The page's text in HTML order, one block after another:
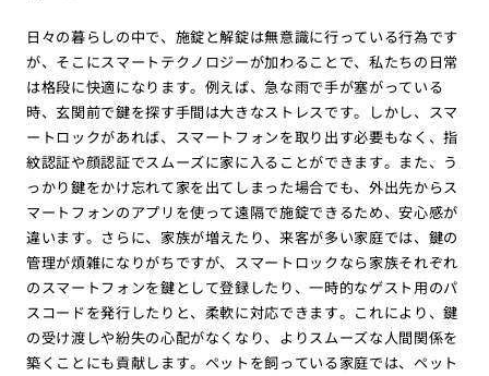
日々の暮らしの中で、施錠と解錠は無意識に行っている行為です
が、そこにスマートテクノロジーが加わることで、私たちの日常
は格段に快適になります。例えば、急な雨で手が塞がっている
時、玄関前で鍵を探す手間は大きなストレスです。しかし、スマ
ートロックがあれば、スマートフォンを取り出す必要もなく、指
紋認証や顔認証でスムーズに家に入ることができます。また、う
っかり鍵をかけ忘れて家を出てしまった場合でも、外出先からス
マートフォンのアプリを使って遠隔で施錠できるため、安心感が
違います。さらに、家族が増えたり、来客が多い家庭では、鍵の
管理が煩雑になりがちですが、スマートロックなら家族それぞれ
のスマートフォンを鍵として登録したり、一時的なゲスト用のパ
スコードを発行したりと、柔軟に対応できます。これにより、鍵
の受け渡しや紛失の心配がなくなり、よりスムーズな人間関係を
築くことにも貢献します。ペットを飼っている家庭では、ペット